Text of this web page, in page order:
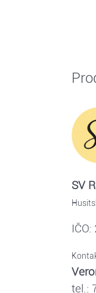
SV
tel.: